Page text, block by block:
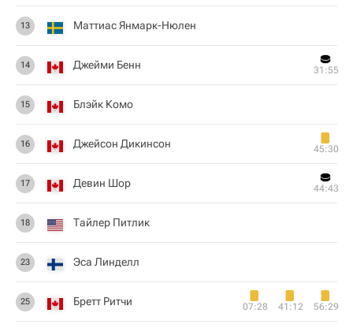
13 Маттиас Янмарк-Нюлен
14 Джейми Бенн 31:55
15 Блэйк Комо
16 Джейсон Дикинсон 45:30
17 Девин Шор 44:43
18 Тайлер Питлик
23 Эса Линделл
25 Бретт Ритчи 07:28 41:12 56:29